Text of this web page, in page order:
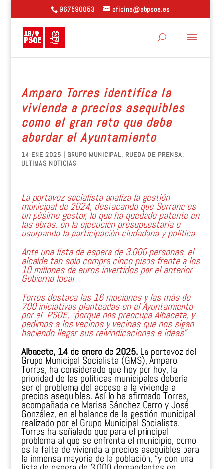
967590053 oficina@abpsoe.es
Amparo Torres identifica la
vivienda a precios asequibles
como el gran reto que debe
abordar el Ayuntamiento
14 ENE 2025 | GRUPO MUNICIPAL, RUEDA DE PRENSA,
ULTIMAS NOTICIAS
La portavoz socialista analiza la gestión
municipal de 2024, destacando que Serrano es
un pésimo gestor, lo que ha quedado patente en
las obras, en la ejecución presupuestaria o
usurpando la participación ciudadana y política
Ante una lista de espera de 3.000 personas, el
alcalde tan solo compra cinco pisos frente a los
10 millones de euros invertidos por el anterior
Gobierno local
Torres destaca las 16 mociones y las más de
700 iniciativas planteadas en el Ayuntamiento
por el PSOE, “porque nos preocupa Albacete, y
pedimos a los vecinos y vecinas que nos sigan
haciendo llegar sus reivindicaciones e ideas”
Albacete, 14 de enero de 2025.La portavoz del
Grupo Municipal Socialista (GMS), Amparo
Torres, ha considerado que hoy por hoy, la
prioridad de las políticas municipales debería
ser el problema del acceso a la vivienda a
precios asequibles. Así lo ha afirmado Torres,
acompañada de Marisa Sánchez Cerro y José
González, en el balance de la gestión municipal
realizado por el Grupo Municipal Socialista.
Torres ha señalado que para el principal
problema al que se enfrenta el municipio, como
es la falta de vivienda a precios asequibles para
la inmensa mayoría de la población, “y con una